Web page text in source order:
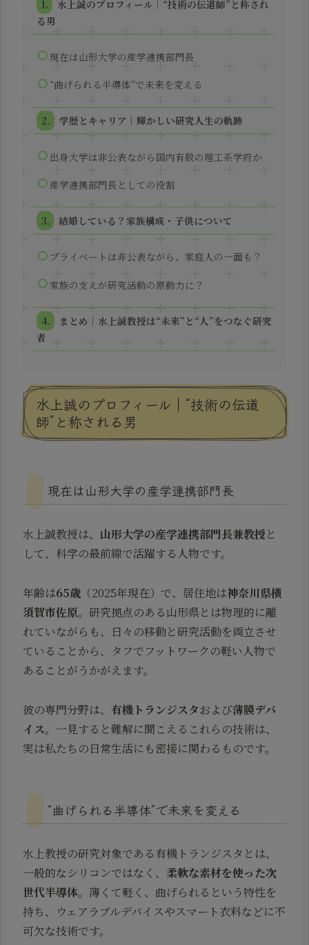
水上誠のプロフィール｜“技術の伝道師”と称され
る男
現在は山形大学の産学連携部門長
“曲げられる半導体”で未来を変える
学歴とキャリア｜輝かしい研究人生の軌跡
出身大学は非公表ながら国内有数の理工系学府か
産学連携部門長としての役割
結婚している？家族構成・子供について
プライベートは非公表ながら、家庭人の一面も？
家族の支えが研究活動の原動力に？
まとめ｜水上誠教授は“未来”と“人”をつなぐ研究
者
水上誠のプロフィール｜“技術の伝道
師”と称される男
現在は山形大学の産学連携部門長
水上誠教授は、 山形大学の産学連携部門長兼教授と
して、科学の最前線で活躍する人物です。
年齢は65歳 （2025年現在）で、居住地は神奈川県横
須賀市佐原。研究拠点のある山形県とは物理的に離
れていながらも、日々の移動と研究活動を両立させ
ていることから、タフでフットワークの軽い人物で
あることがうかがえます。
彼の専門分野は、 有機トランジスタおよび薄膜デバ
イス。一見すると難解に聞こえるこれらの技術は、
実は私たちの日常生活にも密接に関わるものです。
“曲げられる半導体”で未来を変える
水上教授の研究対象である有機トランジスタとは、
一般的なシリコンではなく、 柔軟な素材を使った次
世代半導体。薄くて軽く、曲げられるという特性を
持ち、ウェアラブルデバイスやスマート衣料などに不
可欠な技術です。